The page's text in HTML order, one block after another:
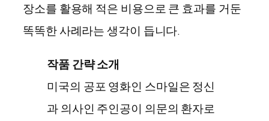
장소를 활용해 적은 비용으로 큰 효과를 거둔
똑똑한 사례라는 생각이 듭니다.
작품 간략 소개
미국의 공포 영화인 스마일은 정신
과 의사인 주인공이 의문의 환자로